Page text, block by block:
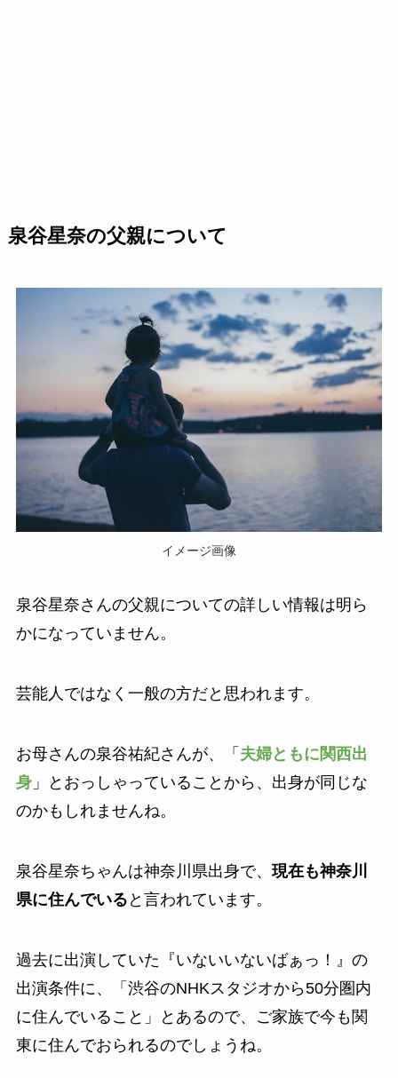
泉谷星奈の父親について
イメージ画像
泉谷星奈さんの父親についての詳しい情報は明ら
かになっていません。
芸能人ではなく一般の方だと思われます。
お母さんの泉谷祐紀さんが、「 夫婦ともに関西出
身」とおっしゃっていることから、出身が同じな
のかもしれませんね。
泉谷星奈ちゃんは神奈川県出身で、 現在も神奈川
県に住んでいる と言われています。
過去に出演していた『いないいないばぁっ！』の
出演条件に、「渋谷のNHKスタジオから50分圏内
に住んでいること」とあるので、ご家族で今も関
東に住んでおられるのでしょうね。